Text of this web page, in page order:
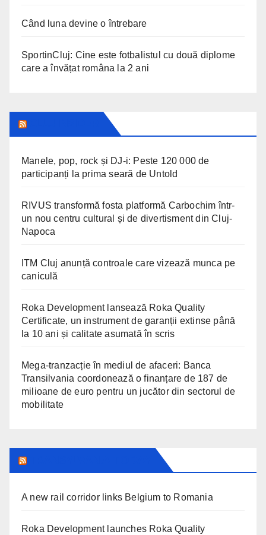
Când luna devine o întrebare
SportinCluj: Cine este fotbalistul cu două diplome
care a învățat româna la 2 ani
Manele, pop, rock și DJ-i: Peste 120 000 de
participanți la prima seară de Untold
RIVUS transformă fosta platformă Carbochim într-
un nou centru cultural și de divertisment din Cluj-
Napoca
ITM Cluj anunță controale care vizează munca pe
caniculă
Roka Development lansează Roka Quality
Certificate, un instrument de garanții extinse până
la 10 ani și calitate asumată în scris
Mega-tranzacție în mediul de afaceri: Banca
Transilvania coordonează o finanțare de 187 de
milioane de euro pentru un jucător din sectorul de
mobilitate
A new rail corridor links Belgium to Romania
Roka Development launches Roka Quality